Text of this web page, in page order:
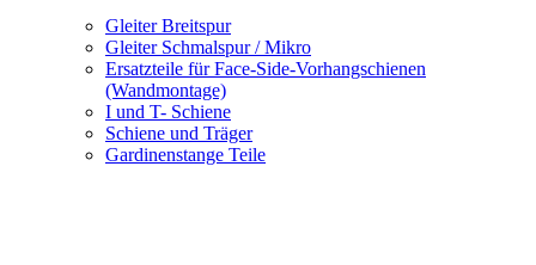
Gleiter Breitspur
Gleiter Schmalspur / Mikro
Ersatzteile für Face-Side-Vorhangschienen
(Wandmontage)
I und T- Schiene
Schiene und Träger
Gardinenstange Teile